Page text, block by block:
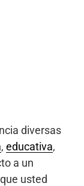
diversas
, educativa,
a un
usted